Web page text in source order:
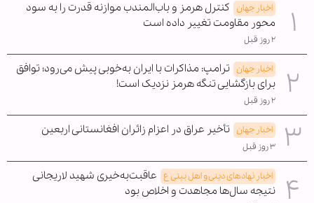
اخبار جهان کنترل هرمز و باب‌المندب موازنه قدرت را به سود
محور مقاومت تغییر داده است
۲ روز قبل
اخبار جهان ترامپ: مذاکرات با ایران به‌خوبی پیش می‌رود؛ توافق
برای بازگشایی تنگه هرمز نزدیک است!
۲ روز قبل
اخبار جهان تأخیر عراق در اعزام زائران افغانستانی اربعین
۳ روز قبل
اخبار نهادهای دینی و اهل بیتی ع عاقبت‌به‌خیری شهید لاریجانی
نتیجه سال‌ها مجاهدت و اخلاص بود